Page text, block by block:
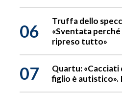
06
Truffa dello
«Sventata
ripreso tutto»
07
Quartu: «Cacciati
figlio è autistico».